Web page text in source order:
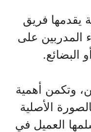
يقدمها فريق
على
وتكمن أهمية
الأصلية
العميل في